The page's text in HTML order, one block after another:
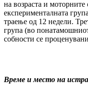
на возраста и
експерименталната
трае­ње од 12 недели.
група (во
соб­ности се
Време и место на